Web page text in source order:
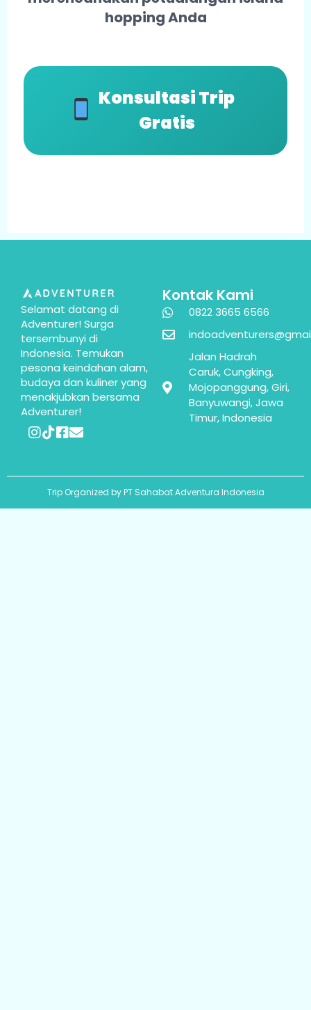
hopping Anda
Konsultasi Trip
Gratis
Selamat datang di
Adventurer! Surga
tersembunyi di
Indonesia. Temukan
pesona keindahan alam,
budaya dan kuliner yang
menakjubkan bersama
Adventurer!
Kontak Kami
0822 3665 6566
Jalan Hadrah
Caruk, Cungking,
Mojopanggung, Giri,
Banyuwangi, Jawa
Timur, Indonesia
Trip Organized by PT Sahabat Adventura Indonesia